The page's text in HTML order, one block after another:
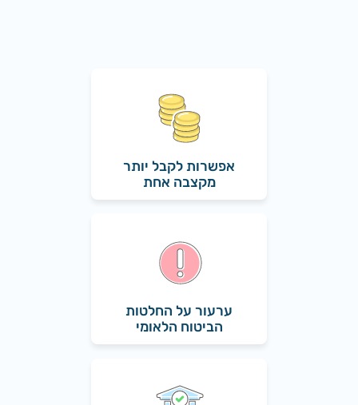
אפשרות לקבל יותר
מקצבה אחת
ערעור על החלטות
הביטוח הלאומי